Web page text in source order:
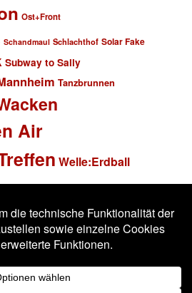
Ost+Front
Schandmaul Schlachthof Solar Fake
Subway to Sally
Tanzbrunnen
Air
Welle:Erdball